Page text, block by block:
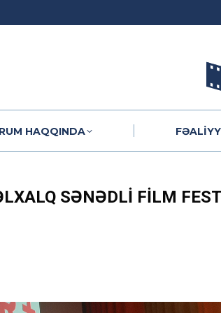
HAQQINDA
SƏNƏDLI FILM